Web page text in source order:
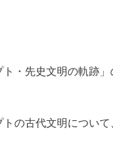
・先史文明の軌跡
の古代文明につい